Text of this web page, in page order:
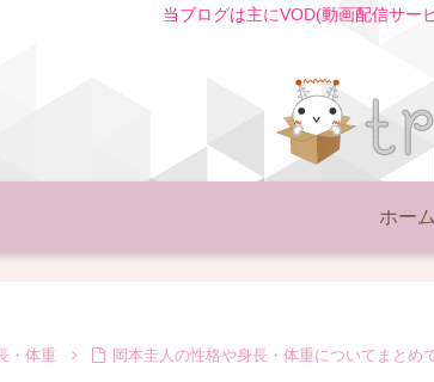
当ブログは主にVOD(動画配信サー
ホーム
・体重 岡本圭人の性格や身長・体重についてまとめ